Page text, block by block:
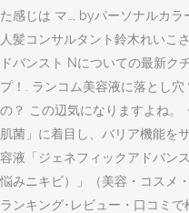
た感じは マ…, byパーソナルカ
人髪コンサルタント鈴木れいこ
ドバンスト Nについての最新ク
プ！. ランコム美容液に落とし
の？ この辺気になりますよね。
肌菌」に着目し、バリア機能を
容液「ジェネフィックアドバン
悩みニキビ）」（美容・コスメ
ランキング･レビュー・口コミ